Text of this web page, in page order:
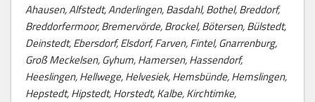
Ahausen, Alfstedt, Anderlingen, Basdahl, Bothel, Breddorf,
Breddorfermoor, Bremervörde, Brockel, Bötersen, Bülstedt,
Deinstedt, Ebersdorf, Elsdorf, Farven, Fintel, Gnarrenburg,
Groß Meckelsen, Gyhum, Hamersen, Hassendorf,
Heeslingen, Hellwege, Helvesiek, Hemsbünde, Hemslingen,
Hepstedt, Hipstedt, Horstedt, Kalbe, Kirchtimke,